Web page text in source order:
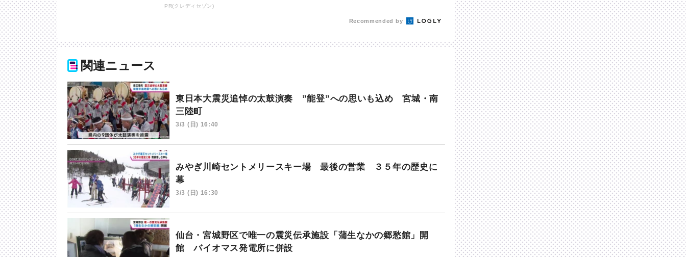
PR(クレディセゾン)
Recommended by
関連ニュース
東日本大震災追悼の太鼓演奏 ”能登”への思いも込め 宮城・南
三陸町
3/3 (日) 16:40
みやぎ川崎セントメリースキー場 最後の営業 ３５年の歴史に
幕
3/3 (日) 16:30
仙台・宮城野区で唯一の震災伝承施設「蒲生なかの郷愁館」開
館 バイオマス発電所に併設